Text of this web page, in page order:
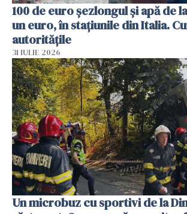
100 de euro șezlongul și apă de
un euro, în stațiunile din Italia.
autoritățile
31 IULIE 2026
Un microbuz cu sportivi de la